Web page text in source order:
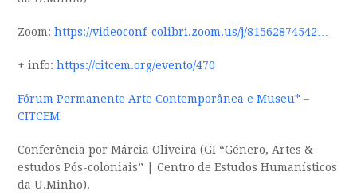
Zoom:https://videoconf-colibri.zoom.us/j/81562874542…
+ info:https://citcem.org/evento/470
Fórum Permanente Arte Contemporânea e Museu* –
CITCEM
Conferência por Márcia Oliveira (GI “Género, Artes &
estudos Pós-coloniais” | Centro de Estudos Humanísticos
da U.Minho).